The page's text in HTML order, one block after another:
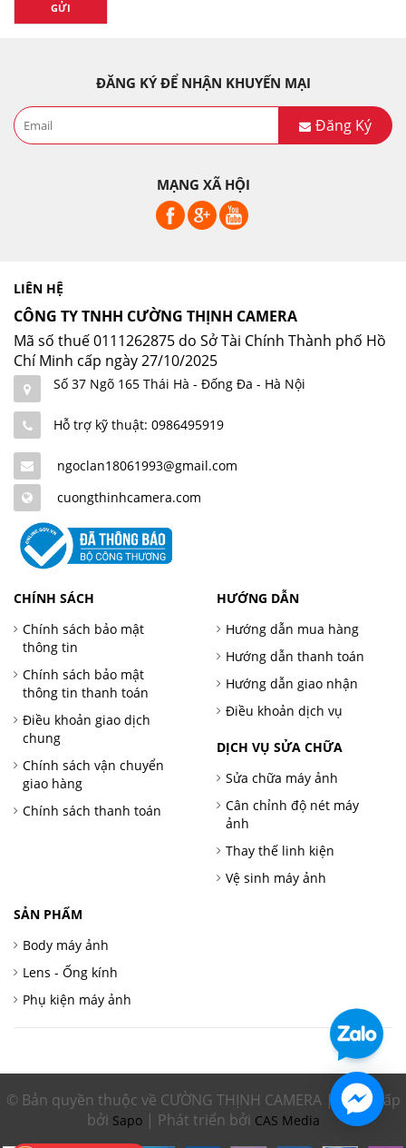
GỬI
ĐĂNG KÝ ĐỂ NHẬN KHUYẾN MẠI
Đăng Ký
MẠNG XÃ HỘI
LIÊN HỆ
CÔNG TY TNHH CƯỜNG THỊNH CAMERA
Mã số thuế 0111262875 do Sở Tài Chính Thành phố Hồ
Chí Minh cấp ngày 27/10/2025
Số 37 Ngõ 165 Thái Hà - Đống Đa - Hà Nội
Hỗ trợ kỹ thuật: 0986495919
ngoclan18061993@gmail.com
cuongthinhcamera.com
CHÍNH SÁCH
Chính sách bảo mật
thông tin
Chính sách bảo mật
thông tin thanh toán
Điều khoản giao dịch
chung
Chính sách vận chuyển
giao hàng
Chính sách thanh toán
HƯỚNG DẪN
Hướng dẫn mua hàng
Hướng dẫn thanh toán
Hướng dẫn giao nhận
Điều khoản dịch vụ
DỊCH VỤ SỬA CHỮA
Sửa chữa máy ảnh
Cân chỉnh độ nét máy
ảnh
Thay thế linh kiện
Vệ sinh máy ảnh
SẢN PHẨM
Body máy ảnh
Lens - Ống kính
Phụ kiện máy ảnh
© Bản quyền thuộc về CƯỜNG THỊNH CAMERA | Cung cấp
bởi Sapo| Phát triển bởi CAS Media